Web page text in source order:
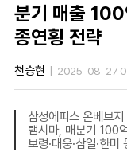
분기 매출
종연횡 전략
천승현 2025-08-27
삼성에피스 온베브
램시마, 매분기 100
보령·대웅·삼일·한